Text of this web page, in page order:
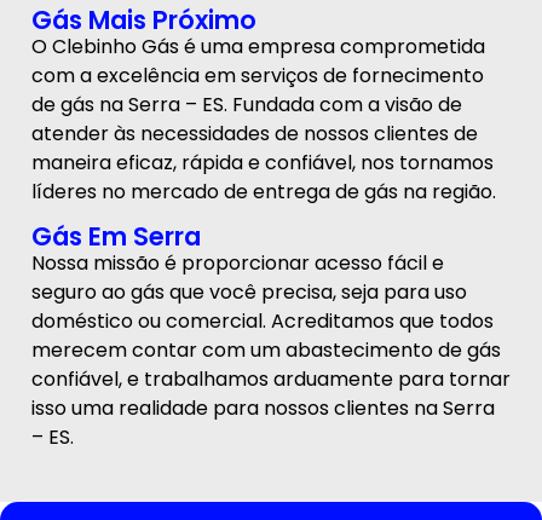
Gás Mais Próximo
O Clebinho Gás é uma empresa comprometida
com a excelência em serviços de fornecimento
de gás na Serra – ES. Fundada com a visão de
atender às necessidades de nossos clientes de
maneira eficaz, rápida e confiável, nos tornamos
líderes no mercado de entrega de gás na região.
Gás Em Serra
Nossa missão é proporcionar acesso fácil e
seguro ao gás que você precisa, seja para uso
doméstico ou comercial. Acreditamos que todos
merecem contar com um abastecimento de gás
confiável, e trabalhamos arduamente para tornar
isso uma realidade para nossos clientes na Serra
– ES.